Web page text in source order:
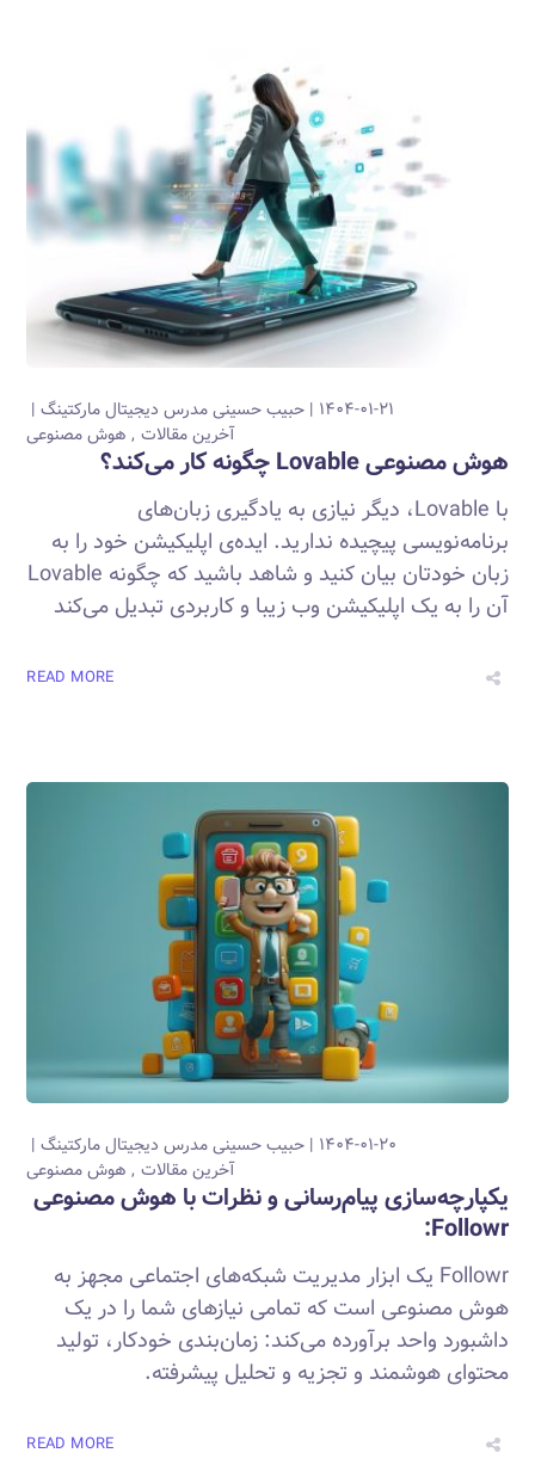
۱۴۰۴-۰۱-۲۱ حبیب حسینیمدرس دیجیتال مارکتینگ
آخرین مقالات
هوش مصنوعی
هوش مصنوعی Lovable چگونه کار می‌کند؟
با Lovable، دیگر نیازی به یادگیری زبان‌های
برنامه‌نویسی پیچیده ندارید. ایده‌ی اپلیکیشن خود را به
زبان خودتان بیان کنید و شاهد باشید که چگونه Lovable
آن را به یک اپلیکیشن وب زیبا و کاربردی تبدیل می‌کند
READ MORE
۱۴۰۴-۰۱-۲۰ حبیب حسینیمدرس دیجیتال مارکتینگ
آخرین مقالات
هوش مصنوعی
یکپارچه‌سازی پیام‌رسانی و نظرات با هوش مصنوعی
Followr:
Followr یک ابزار مدیریت شبکه‌های اجتماعی مجهز به
هوش مصنوعی است که تمامی نیازهای شما را در یک
داشبورد واحد برآورده می‌کند: زمان‌بندی خودکار، تولید
محتوای هوشمند و تجزیه و تحلیل پیشرفته.
READ MORE